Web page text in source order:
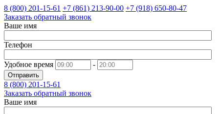
8 (800) 201-15-61 +7 (861) 213-90-00 +7 (918) 650-80-47
Заказать обратный звонок
Ваше имя
Телефон
Удобное время -
Отправить
8 (800) 201-15-61
Заказать обратный звонок
Ваше имя